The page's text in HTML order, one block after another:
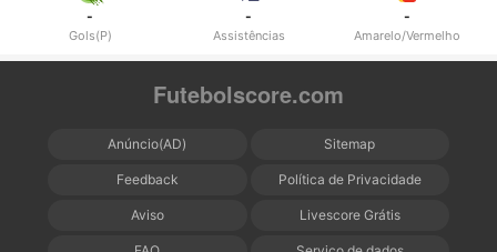
-
Gols(P)
-
Assistências
-
Amarelo/Vermelho
Futebolscore.com
Anúncio(AD) Sitemap
Feedback Política de Privacidade
Aviso Livescore Grátis